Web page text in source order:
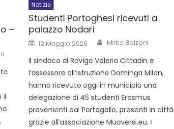
–
il
Notizie
Studenti Portoghesi ricevuti a
palazzo Nodari
12 Maggio 2026 Mirko Bolzoni
Il sindaco di Rovigo Valeria Cittadin e
l’assessore all’Istruzione Dominga Milan,
hanno ricevuto oggi in municipio una
delegazione di 45 studenti Erasmus
provenienti dal Portogallo, presenti in città
grazie all’associazione Muoversi.eu. I